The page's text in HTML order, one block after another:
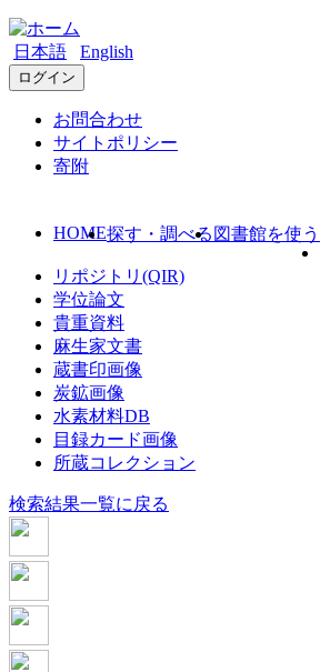
日本語 English
ログイン
お問合わせ
サイトポリシー
寄附
HOME探す・調べる 図書館を使う
リポジトリ(QIR)
学位論文
貴重資料
麻生家文書
蔵書印画像
炭鉱画像
水素材料DB
目録カード画像
所蔵コレクション
検索結果一覧に戻る